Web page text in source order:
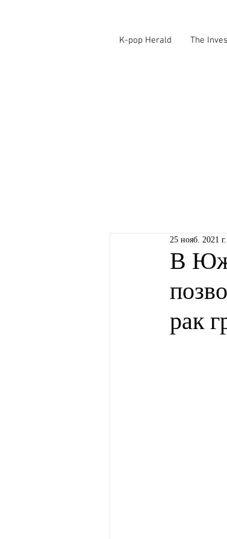
K-pop Herald The
В
рак
25 нояб. 2021 г.